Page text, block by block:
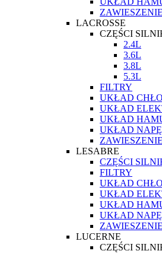
LACROSSE
CZĘŚCI
2.4L
3.6L
3.8L
5.3L
FILTRY
UKŁAD
UKŁAD
UKŁAD
UKŁAD
LESABRE
CZĘŚCI
FILTRY
UKŁAD
UKŁAD
UKŁAD
UKŁAD
LUCERNE
CZĘŚCI